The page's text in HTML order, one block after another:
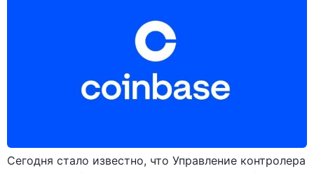
Сегодня стало известно, что Управление контролера